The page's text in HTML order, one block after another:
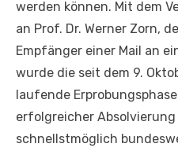
werden können. Mit dem
an Prof. Dr. Werner Zorn,
Empfänger einer Mail an
wurde die seit dem 9.
laufende
erfolgreicher Absolvierung
schnellstmöglich